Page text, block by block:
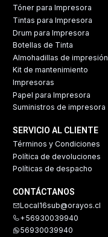
Tóner para Impresora
Tintas para Impresora
Drum para Impresora
Botellas de Tinta
Almohadillas de impresión
Kit de mantenimiento
Impresoras
Papel para Impresora
Suministros de impresora
SERVICIO AL CLIENTE
Términos y Condiciones
Política de devoluciones
Políticas de despacho
CONTÁCTANOS
Local16sub@orayos.cl
+56930039940
56930039940